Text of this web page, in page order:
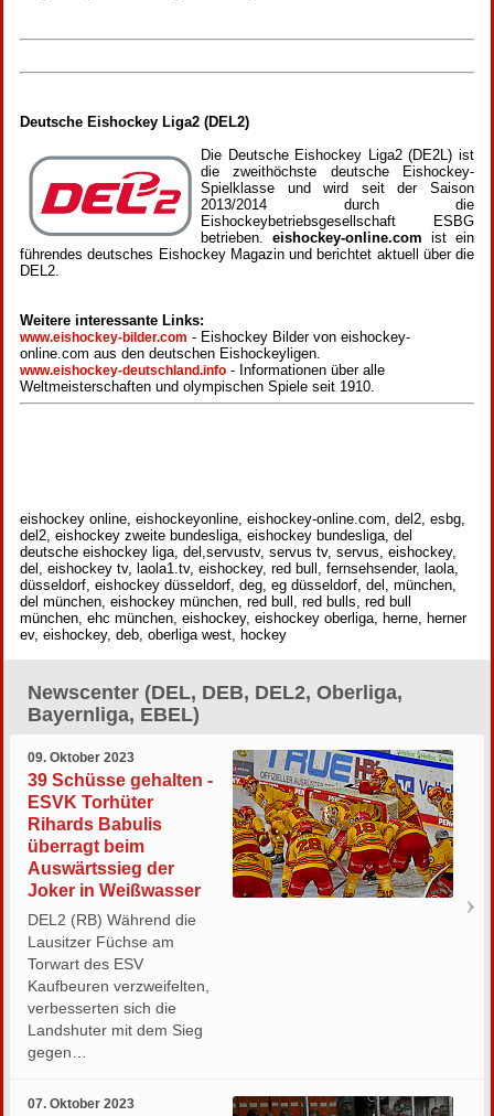
Deutsche Eishockey Liga2 (DEL2)
Die Deutsche Eishockey Liga2 (DE2L) ist
die zweithöchste deutsche Eishockey-
Spielklasse und wird seit der Saison
2013/2014 durch die
Eishockeybetriebsgesellschaft ESBG
betrieben. eishockey-online.com ist ein
führendes deutsches Eishockey Magazin und berichtet aktuell über die
DEL2.
Weitere interessante Links:
www.eishockey-bilder.com - Eishockey Bilder von eishockey-
online.com aus den deutschen Eishockeyligen.
www.eishockey-deutschland.info - Informationen über alle
Weltmeisterschaften und olympischen Spiele seit 1910.
eishockey online, eishockeyonline, eishockey-online.com, del2, esbg,
del2, eishockey zweite bundesliga, eishockey bundesliga, del
deutsche eishockey liga, del,servustv, servus tv, servus, eishockey,
del, eishockey tv, laola1.tv, eishockey, red bull, fernsehsender, laola,
düsseldorf, eishockey düsseldorf, deg, eg düsseldorf, del, münchen,
del münchen, eishockey münchen, red bull, red bulls, red bull
münchen, ehc münchen, eishockey, eishockey oberliga, herne, herner
ev, eishockey, deb, oberliga west, hockey
Newscenter (DEL, DEB, DEL2, Oberliga,
Bayernliga, EBEL)
09. Oktober 2023
39 Schüsse gehalten -
ESVK Torhüter
Rihards Babulis
überragt beim
Auswärtssieg der
Joker in Weißwasser
DEL2 (RB) Während die
Lausitzer Füchse am
Torwart des ESV
Kaufbeuren verzweifelten,
verbesserten sich die
Landshuter mit dem Sieg
gegen…
07. Oktober 2023